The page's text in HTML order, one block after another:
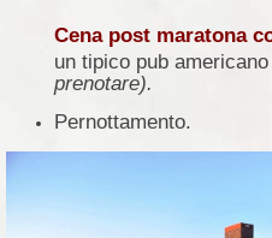
Cena post maratona
un tipico pub
prenotare).
Pernottamento.